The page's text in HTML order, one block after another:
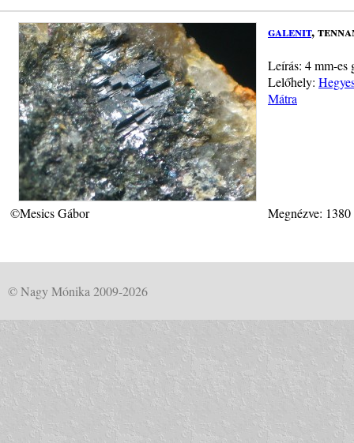
galenit,
Leírás: 4 mm-es
Lelőhely:
Mátra
©Mesics Gábor Megnézve:
© Nagy Mónika 2009-2026